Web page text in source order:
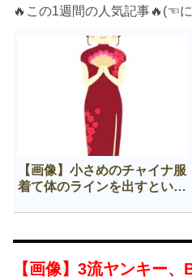
🔥この1週間の人気記事🔥(☜
【画像】小さめのチャイナ服
着て体のラインを出すという
【画像】3流ヤンキー